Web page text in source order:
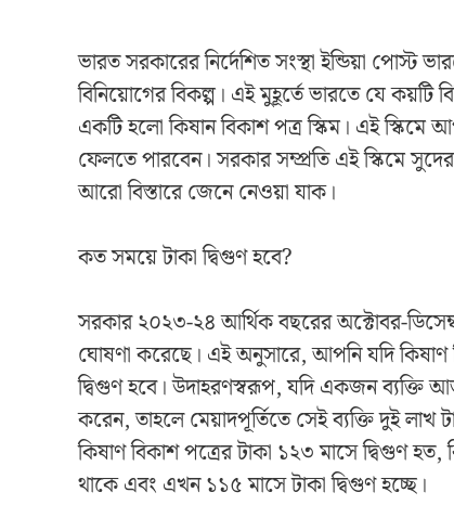
ভারত সরকারের নির্দেশিত সংস্থা ইন্ডিয়া পোস্ট
বিনিয়োগের বিকল্প। এই মুহূর্তে ভারতে যে কয়টি
একটি হলো কিষান বিকাশ পত্র স্কিম। এই স্কিমে
ফেলতে পারবেন। সরকার সম্প্রতি এই স্কিমে
আরো বিস্তারে জেনে নেওয়া যাক।
কত সময়ে টাকা দ্বিগুণ হবে?
সরকার ২০২৩-২৪ আর্থিক বছরের অক্টোবর-
ঘোষণা করেছে। এই অনুসারে, আপনি যদি
দ্বিগুণ হবে। উদাহরণস্বরূপ, যদি একজন ব্যক্তি
করেন, তাহলে মেয়াদপূর্তিতে সেই ব্যক্তি দুই
কিষাণ বিকাশ পত্রের টাকা ১২৩ মাসে দ্বিগুণ
থাকে এবং এখন ১১৫ মাসে টাকা দ্বিগুণ হচ্ছে।